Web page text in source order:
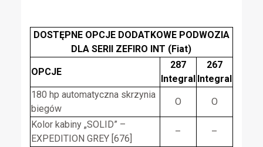
DOSTĘPNE OPCJE DODATKOWE PODWOZIA
DLA SERII ZEFIRO INT (Fiat)
OPCJE
287
Integral
267
Integral
180 hp automatyczna skrzynia
biegów
O O
Kolor kabiny „SOLID” –
EXPEDITION GREY [676]
– –